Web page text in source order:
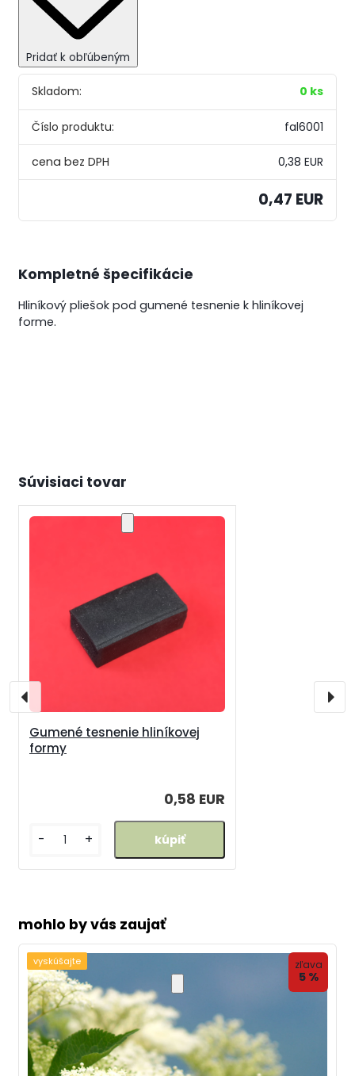
Pridať k obľúbeným
Skladom: 0 ks
Číslo produktu: fal6001
0,38 EUR
0,47 EUR
Kompletné špecifikácie
Hliníkový pliešok pod gumené tesnenie k hliníkovej
forme.
Súvisiaci tovar
Gumené tesnenie hliníkovej
formy
0,58 EUR
- +
mohlo by vás zaujať
vyskúšajte zľava
5 %